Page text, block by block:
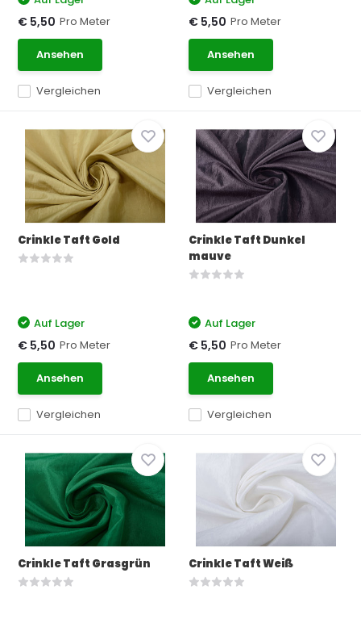
Vergleichen
€ 5,50 Pro Meter
Ansehen
Vergleichen
€ 5,50 Pro Meter
Ansehen
Crinkle Taft Gold
Vergleichen
Auf Lager
€ 5,50 Pro Meter
Ansehen
Crinkle Taft Dunkel
mauve
Vergleichen
Auf Lager
€ 5,50 Pro Meter
Ansehen
Crinkle Taft Grasgrün Crinkle Taft Weiß